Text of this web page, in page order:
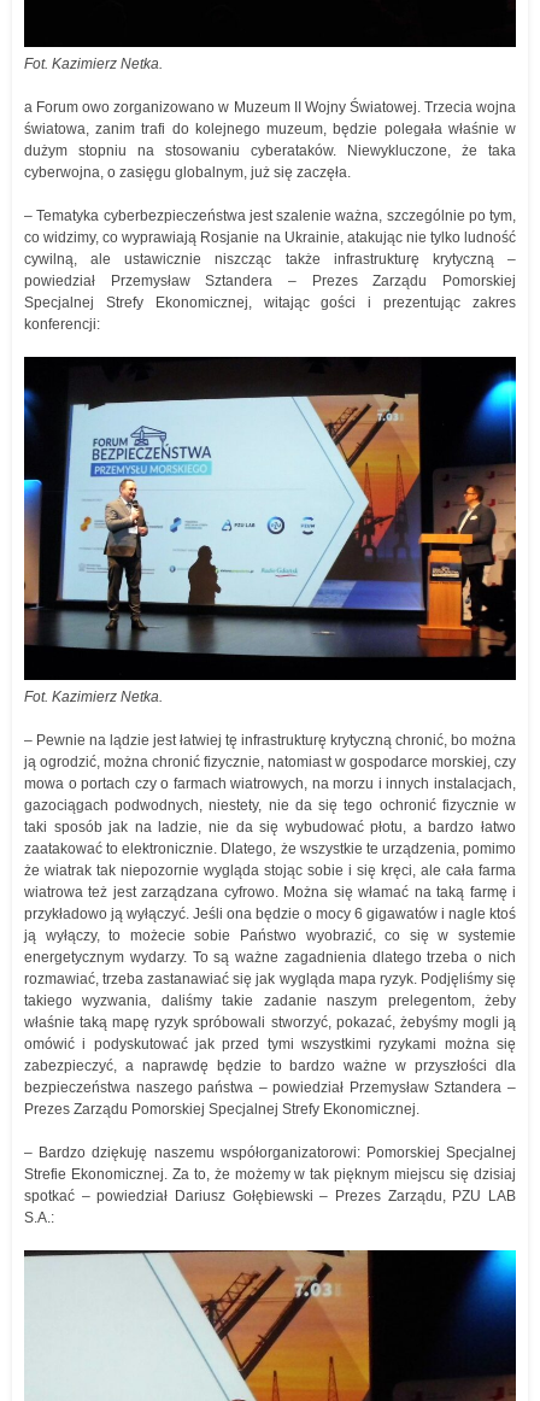
Fot. Kazimierz Netka.
a Forum owo zorganizowano w Muzeum II Wojny Światowej. Trzecia wojna
światowa, zanim trafi do kolejnego muzeum, będzie polegała właśnie w
dużym stopniu na stosowaniu cyberataków. Niewykluczone, że taka
cyberwojna, o zasięgu globalnym, już się zaczęła.
– Tematyka cyberbezpieczeństwa jest szalenie ważna, szczególnie po tym,
co widzimy, co wyprawiają Rosjanie na Ukrainie, atakując nie tylko ludność
cywilną, ale ustawicznie niszcząc także infrastrukturę krytyczną –
powiedział Przemysław Sztandera – Prezes Zarządu Pomorskiej
Specjalnej Strefy Ekonomicznej, witając gości i prezentując zakres
konferencji:
Fot. Kazimierz Netka.
– Pewnie na lądzie jest łatwiej tę infrastrukturę krytyczną chronić, bo można
ją ogrodzić, można chronić fizycznie, natomiast w gospodarce morskiej, czy
mowa o portach czy o farmach wiatrowych, na morzu i innych instalacjach,
gazociągach podwodnych, niestety, nie da się tego ochronić fizycznie w
taki sposób jak na ladzie, nie da się wybudować płotu, a bardzo łatwo
zaatakować to elektronicznie. Dlatego, że wszystkie te urządzenia, pomimo
że wiatrak tak niepozornie wygląda stojąc sobie i się kręci, ale cała farma
wiatrowa też jest zarządzana cyfrowo. Można się włamać na taką farmę i
przykładowo ją wyłączyć. Jeśli ona będzie o mocy 6 gigawatów i nagle ktoś
ją wyłączy, to możecie sobie Państwo wyobrazić, co się w systemie
energetycznym wydarzy. To są ważne zagadnienia dlatego trzeba o nich
rozmawiać, trzeba zastanawiać się jak wygląda mapa ryzyk. Podjęliśmy się
takiego wyzwania, daliśmy takie zadanie naszym prelegentom, żeby
właśnie taką mapę ryzyk spróbowali stworzyć, pokazać, żebyśmy mogli ją
omówić i podyskutować jak przed tymi wszystkimi ryzykami można się
zabezpieczyć, a naprawdę będzie to bardzo ważne w przyszłości dla
bezpieczeństwa naszego państwa – powiedział Przemysław Sztandera –
Prezes Zarządu Pomorskiej Specjalnej Strefy Ekonomicznej.
– Bardzo dziękuję naszemu współorganizatorowi: Pomorskiej Specjalnej
Strefie Ekonomicznej. Za to, że możemy w tak pięknym miejscu się dzisiaj
spotkać – powiedział Dariusz Gołębiewski – Prezes Zarządu, PZU LAB
S.A.: